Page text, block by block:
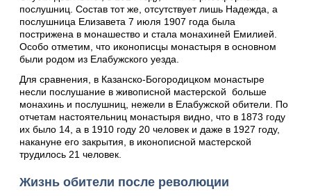
послушниц. Состав тот же, отсутствует лишь Надежда, а
послушница Елизавета 7 июля 1907 года была
пострижена в монашество и стала монахиней Емилией.
Особо отметим, что иконописцы монастыря в основном
были родом из Елабужского уезда.
Для сравнения, в Казанско-Богородицком монастыре
несли послушание в живописной мастерской больше
монахинь и послушниц, нежели в Елабужской обители. По
отчетам настоятельниц монастыря видно, что в 1873 году
их было 14, а в 1910 году 20 человек и даже в 1927 году,
накануне его закрытия, в иконописной мастерской
трудилось 21 человек.
Жизнь обители после революции